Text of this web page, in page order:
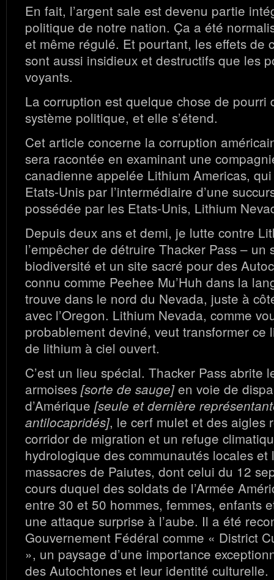
En fait, l’argent sale est devenu partie
politique de notre nation. Ça a été
et même régulé. Et pourtant, les effets de
sont aussi insidieux et destructifs que les
voyants.
La corruption est quelque chose de pourri
système politique, et elle s’étend.
Cet article concerne la corruption
sera racontée en examinant une
canadienne appelée Lithium Americas,
Etats-Unis par l’intermédiaire d’une
possédée par les Etats-Unis, Lithium
Depuis deux ans et demi, je lutte contre
l’empêcher de détruire Thacker Pass – un
biodiversité et un site sacré pour des
connu comme Peehee Mu’Huh dans la
trouve dans le nord du Nevada, juste à
avec l’Oregon. Lithium Nevada, comme
probablement deviné, veut transformer ce
de lithium à ciel ouvert.
C’est un lieu spécial. Thacker Pass abrite
armoises [sorte de sauge]en voie de
d’Amérique [seule et dernière
antilocapridés], le cerf mulet et des aigles
corridor de migration et un refuge
hydrologique des communautés locales et
massacres de Paiutes, dont celui du 12
cours duquel des soldats de l’Armée
entre 30 et 50 hommes, femmes, enfants
une attaque surprise à l’aube. Il a été
Gouvernement Fédéral comme « District
», un paysage d’une importance
des Autochtones et leur identité culturelle.